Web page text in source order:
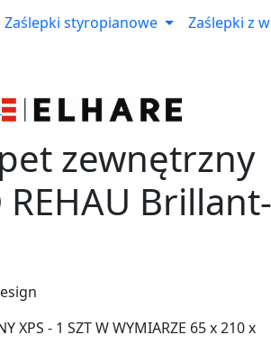
Zaślepki styropianowe Zaślepki z
zewnętrzny
REHAU Brillant-
XPS - 1 SZT W WYMIARZE 65 x 210 x